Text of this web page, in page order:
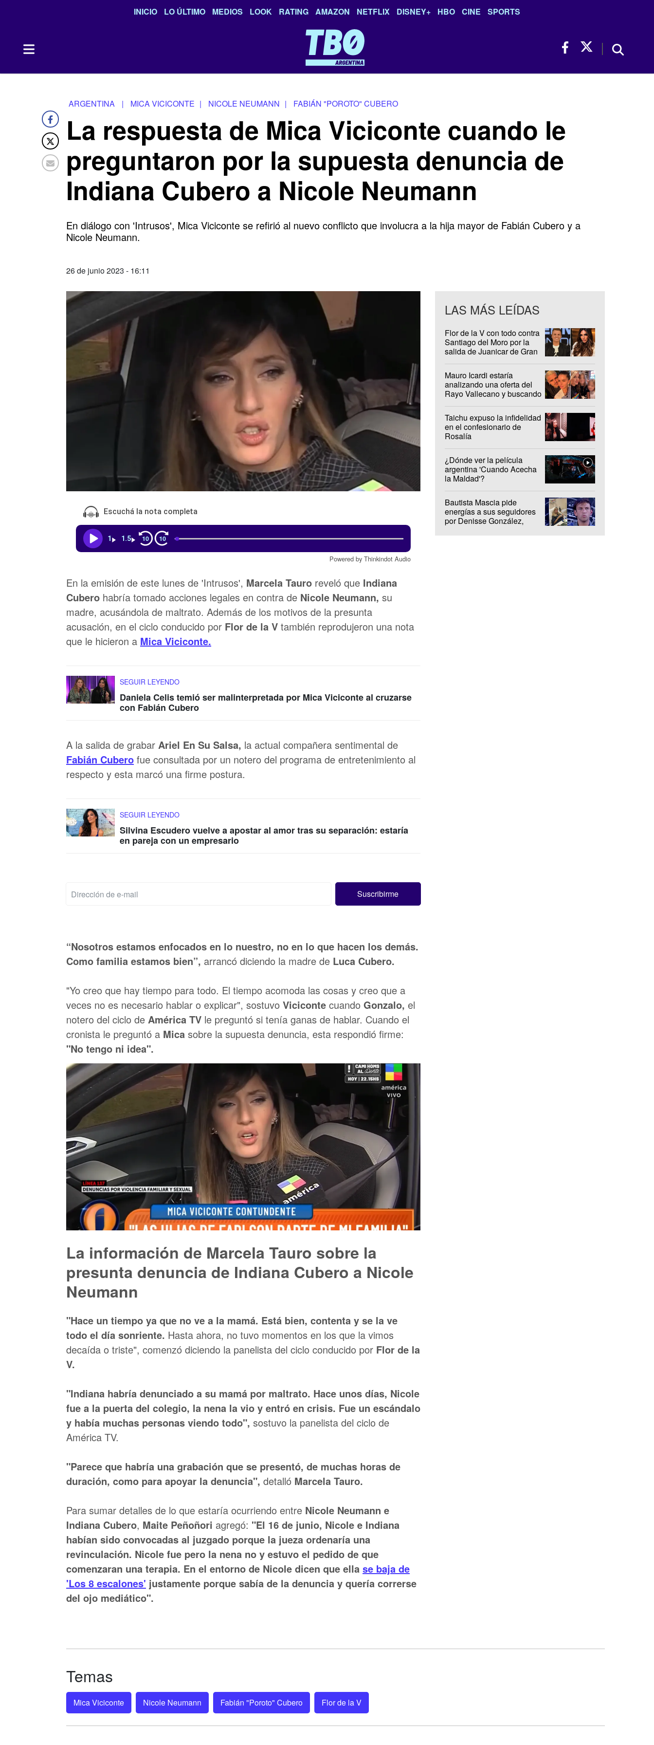
INICIO LO ÚLTIMO MEDIOS LOOK RATING AMAZON NETFLIX DISNEY+ HBO CINE SPORTS
ARGENTINA | MICA VICICONTE | NICOLE NEUMANN | FABIÁN "POROTO" CUBERO
La respuesta de Mica Viciconte cuando le
preguntaron por la supuesta denuncia de
Indiana Cubero a Nicole Neumann
En diálogo con 'Intrusos', Mica Viciconte se refirió al nuevo conflicto que involucra a la hija mayor de Fabián Cubero y a
Nicole Neumann.
26 de junio 2023 - 16:11
Escuchá la nota completa
1 1.5 10 10
Powered by Thinkindot Audio
En la emisión de este lunes de 'Intrusos', Marcela Tauro reveló que Indiana
Cubero habría tomado acciones legales en contra de Nicole Neumann, su
madre, acusándola de maltrato. Además de los motivos de la presunta
acusación, en el ciclo conducido por Flor de la V también reprodujeron una nota
que le hicieron a Mica Viciconte.
SEGUIR LEYENDO
Daniela Celis temió ser malinterpretada por Mica Viciconte al cruzarse
con Fabián Cubero
A la salida de grabar Ariel En Su Salsa, la actual compañera sentimental de
Fabián Cubero fue consultada por un notero del programa de entretenimiento al
respecto y esta marcó una firme postura.
SEGUIR LEYENDO
Silvina Escudero vuelve a apostar al amor tras su separación: estaría
en pareja con un empresario
“Nosotros estamos enfocados en lo nuestro, no en lo que hacen los demás.
Como familia estamos bien”, arrancó diciendo la madre de Luca Cubero.
"Yo creo que hay tiempo para todo. El tiempo acomoda las cosas y creo que a
veces no es necesario hablar o explicar", sostuvo Viciconte cuando Gonzalo, el
notero del ciclo de América TV le preguntó si tenía ganas de hablar. Cuando el
cronista le preguntó a Mica sobre la supuesta denuncia, esta respondió firme:
"No tengo ni idea".
La información de Marcela Tauro sobre la
presunta denuncia de Indiana Cubero a Nicole
Neumann
"Hace un tiempo ya que no ve a la mamá. Está bien, contenta y se la ve
todo el día sonriente. Hasta ahora, no tuvo momentos en los que la vimos
decaída o triste", comenzó diciendo la panelista del ciclo conducido por Flor de la
V.
"Indiana habría denunciado a su mamá por maltrato. Hace unos días, Nicole
fue a la puerta del colegio, la nena la vio y entró en crisis. Fue un escándalo
y había muchas personas viendo todo", sostuvo la panelista del ciclo de
América TV.
"Parece que habría una grabación que se presentó, de muchas horas de
duración, como para apoyar la denuncia", detalló Marcela Tauro.
Para sumar detalles de lo que estaría ocurriendo entre Nicole Neumann e
Indiana Cubero, Maite Peñoñori agregó: "El 16 de junio, Nicole e Indiana
habían sido convocadas al juzgado porque la jueza ordenaría una
revinculación. Nicole fue pero la nena no y estuvo el pedido de que
comenzaran una terapia. En el entorno de Nicole dicen que ella se baja de
'Los 8 escalones' justamente porque sabía de la denuncia y quería correrse
del ojo mediático".
LAS MÁS LEÍDAS
Flor de la V con todo contra
Santiago del Moro por la
salida de Juanicar de Gran
Mauro Icardi estaría
analizando una oferta del
Rayo Vallecano y buscando
Taichu expuso la infidelidad
en el confesionario de
Rosalía
¿Dónde ver la película
argentina 'Cuando Acecha
la Maldad'?
Bautista Mascia pide
energías a sus seguidores
por Denisse González,
Temas
Mica Viciconte Nicole Neumann Fabián "Poroto" Cubero Flor de la V